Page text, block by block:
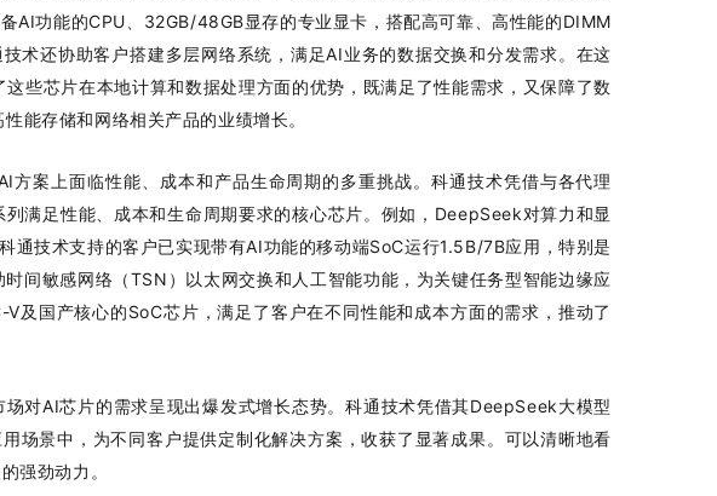
AI功能的CPU、32GB/48GB显存的专业显卡，搭配高可靠、高性能的DIMM
术还协助客户搭建多层网络系统，满足AI业务的数据交换和分发需求。在这
些芯片在本地计算和数据处理方面的优势，既满足了性能需求，又保障了数
能存储和网络相关产品的业绩增长。
案上面临性能、成本和产品生命周期的多重挑战。科通技术凭借与各代理
满足性能、成本和生命周期要求的核心芯片。例如，DeepSeek对算力和显
技术支持的客户已实现带有AI功能的移动端SoC运行1.5B/7B应用，特别是
间敏感网络（TSN）以太网交换和人工智能功能，为关键任务型智能边缘应
及国产核心的SoC芯片，满足了客户在不同性能和成本方面的需求，推动了
对AI芯片的需求呈现出爆发式增长态势。科通技术凭借其DeepSeek大模型
场景中，为不同客户提供定制化解决方案，收获了显著成果。可以清晰地看
强劲动力。